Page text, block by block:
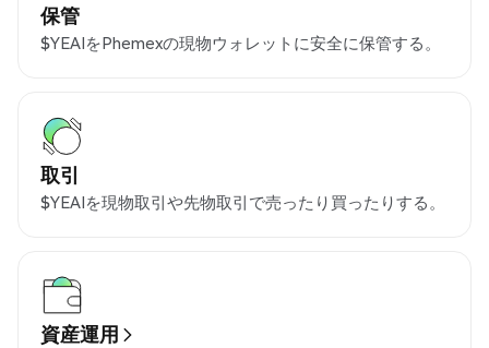
保管
$YEAIをPhemexの現物ウォレットに安全に保管する。
取引
$YEAIを現物取引や先物取引で売ったり買ったりする。
資産運用